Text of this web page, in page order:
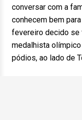
conversar com a
conhecem bem
fevereiro decido se
medalhista
pódios, ao lado de